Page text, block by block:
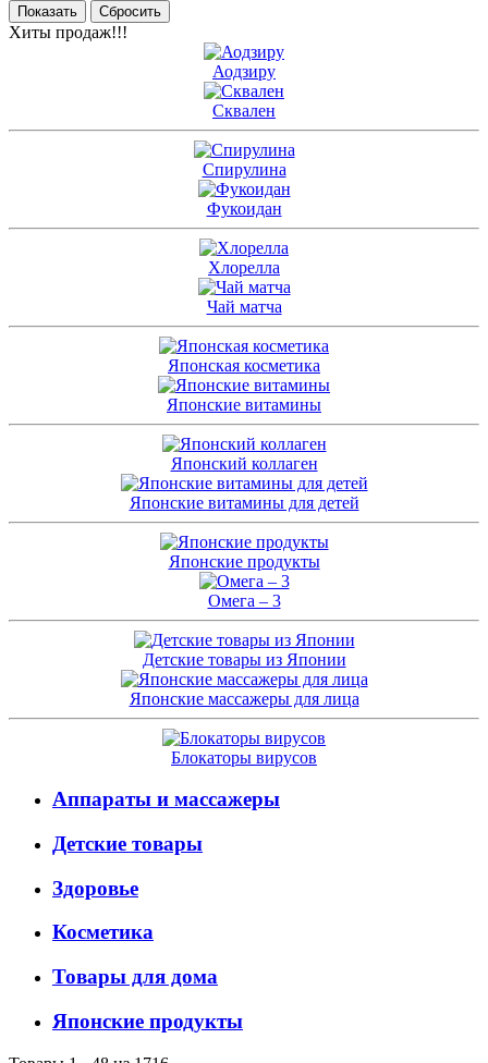
Хиты продаж!!!
Аодзиру
Сквален
Спирулина
Фукоидан
Хлорелла
Чай матча
Японская косметика
Японские витамины
Японский коллаген
Японские витамины для детей
Японские продукты
Омега – 3
Детские товары из Японии
Японские массажеры для лица
Блокаторы вирусов
Аппараты и массажеры
Детские товары
Здоровье
Косметика
Товары для дома
Японские продукты